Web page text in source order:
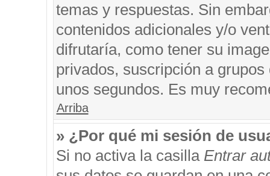
temas y respuestas. Sin
contenidos adicionales y/o
difrutaría, como tener su
privados, suscripción a
unos segundos. Es muy
Arriba
» ¿Por qué mi sesión de
Si no activa la casilla Entrar